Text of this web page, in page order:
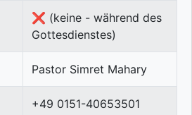
❌ (keine - während des
Gottesdienstes)
Pastor Simret Mahary
+49 0151-40653501